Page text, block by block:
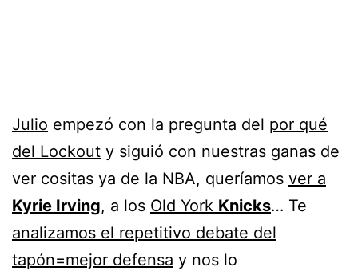
Julio empezó con la pregunta del por qué
del Lockout y siguió con nuestras ganas de
ver cositas ya de la NBA, queríamos ver a
Kyrie Irving, a los Old York Knicks… Te
analizamos el repetitivo debate del
tapón=mejor defensa y nos lo